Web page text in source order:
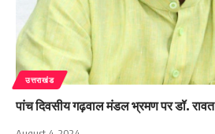
उत्तराखंड
पांच दिवसीय गढ़वाल मंडल भ्रमण पर डॉ. रावत